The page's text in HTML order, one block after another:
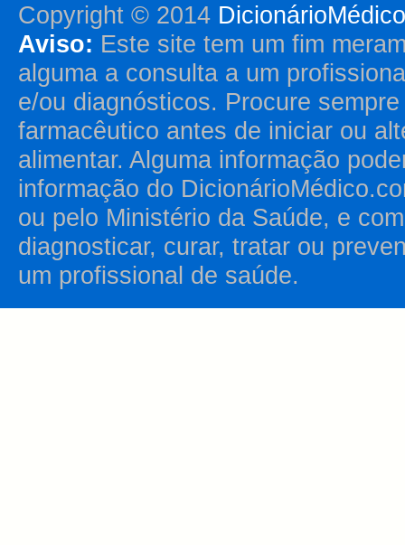
Copyright © 2014
Aviso: Este site tem um fim
alguma a consulta a um
e/ou diagnósticos. Procure
farmacêutico antes de iniciar ou
alimentar. Alguma informação
informação do
ou pelo Ministério da Saúde, e
diagnosticar, curar, tratar ou
um profissional de saúde.